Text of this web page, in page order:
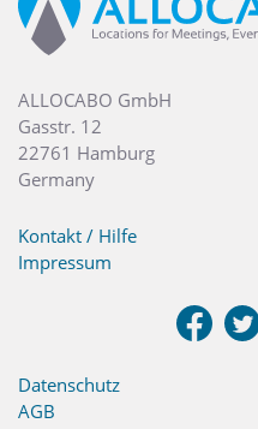
ALLOCABO GmbH
Gasstr. 12
22761 Hamburg
Germany
Kontakt / Hilfe
Impressum
Datenschutz
AGB